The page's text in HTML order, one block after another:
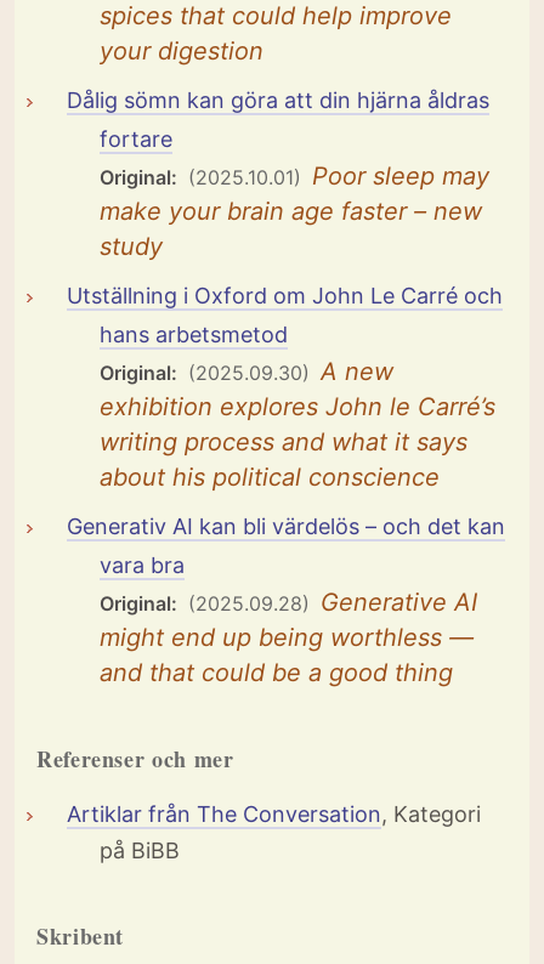
spices that could help improve
your digestion
Dålig sömn kan göra att din hjärna åldras
fortare
Original: (2025.10.01) Poor sleep may
make your brain age faster – new
study
Utställning i Oxford om John Le Carré och
hans arbetsmetod
Original: (2025.09.30) A new
exhibition explores John le Carré’s
writing process and what it says
about his political conscience
Generativ AI kan bli värdelös – och det kan
vara bra
Original: (2025.09.28) Generative AI
might end up being worthless —
and that could be a good thing
Referenser och mer
Artiklar från The Conversation, Kategori
på BiBB
Skribent